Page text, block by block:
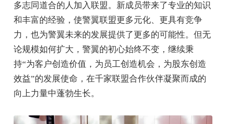
多志同道合的人加入联盟。新成员带来了专业的知识
和丰富的经验，使警翼联盟更多元化、更具有竞争
力，也为警翼未来的发展提供了更多的可能性。但无
论规模如何扩大，警翼的初心始终不变，继续秉
持“为客户创造价值，为员工创造机会，为股东创造
效益”的发展使命，在千家联盟合作伙伴凝聚而成的
向上力量中蓬勃生长。